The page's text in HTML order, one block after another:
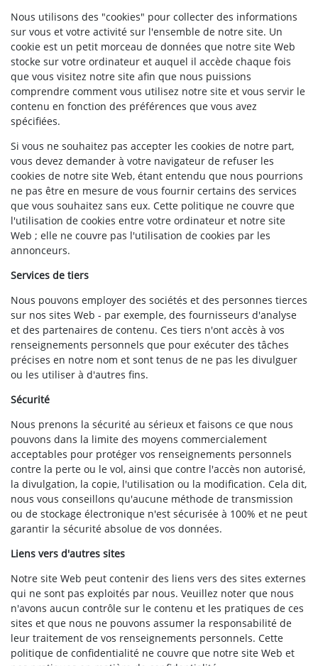
Nous utilisons des "cookies" pour collecter des informations
sur vous et votre activité sur l'ensemble de notre site. Un
cookie est un petit morceau de données que notre site Web
stocke sur votre ordinateur et auquel il accède chaque fois
que vous visitez notre site afin que nous puissions
comprendre comment vous utilisez notre site et vous servir le
contenu en fonction des préférences que vous avez
spécifiées.
Si vous ne souhaitez pas accepter les cookies de notre part,
vous devez demander à votre navigateur de refuser les
cookies de notre site Web, étant entendu que nous pourrions
ne pas être en mesure de vous fournir certains des services
que vous souhaitez sans eux. Cette politique ne couvre que
l'utilisation de cookies entre votre ordinateur et notre site
Web ; elle ne couvre pas l'utilisation de cookies par les
annonceurs.
Services de tiers
Nous pouvons employer des sociétés et des personnes tierces
sur nos sites Web - par exemple, des fournisseurs d'analyse
et des partenaires de contenu. Ces tiers n'ont accès à vos
renseignements personnels que pour exécuter des tâches
précises en notre nom et sont tenus de ne pas les divulguer
ou les utiliser à d'autres fins.
Sécurité
Nous prenons la sécurité au sérieux et faisons ce que nous
pouvons dans la limite des moyens commercialement
acceptables pour protéger vos renseignements personnels
contre la perte ou le vol, ainsi que contre l'accès non autorisé,
la divulgation, la copie, l'utilisation ou la modification. Cela dit,
nous vous conseillons qu'aucune méthode de transmission
ou de stockage électronique n'est sécurisée à 100% et ne peut
garantir la sécurité absolue de vos données.
Liens vers d'autres sites
Notre site Web peut contenir des liens vers des sites externes
qui ne sont pas exploités par nous. Veuillez noter que nous
n'avons aucun contrôle sur le contenu et les pratiques de ces
sites et que nous ne pouvons assumer la responsabilité de
leur traitement de vos renseignements personnels. Cette
politique de confidentialité ne couvre que notre site Web et